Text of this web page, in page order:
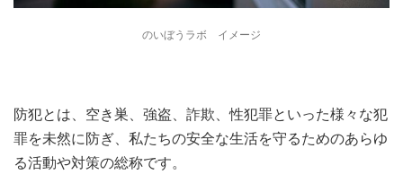
のいぼうラボ イメージ
防犯とは、空き巣、強盗、詐欺、性犯罪といった様々な犯
罪を未然に防ぎ、私たちの安全な生活を守るためのあらゆ
る活動や対策の総称です。